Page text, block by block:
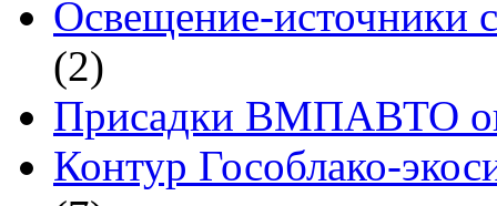
Освещение-источники
(2)
Присадки ВМПАВТО
Контур Гособлако-